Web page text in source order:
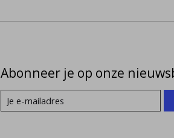
Abonneer je op onze